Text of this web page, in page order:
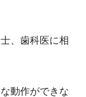
、歯科医に相
動作ができな